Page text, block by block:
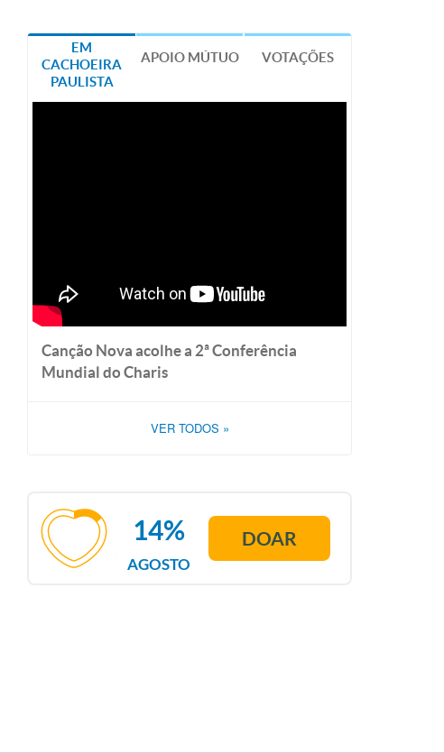
EM
CACHOEIRA
PAULISTA
APOIO MÚTUO VOTAÇÕES
Canção Nova acolhe a 2ª Conferência
Mundial do Charis
VER TODOS »
AGOSTO
14% DOAR